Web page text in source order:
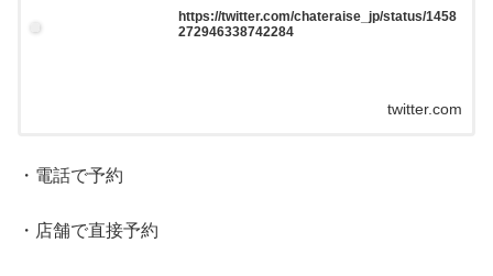
https://twitter.com/chateraise_jp/status/1458
272946338742284
twitter.com
・電話で予約
・店舗で直接予約